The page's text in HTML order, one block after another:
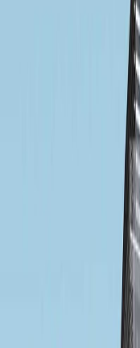
Gede,
Fasilitas di ruang
Pemantauan
Tempat
Ruang Pertemuan